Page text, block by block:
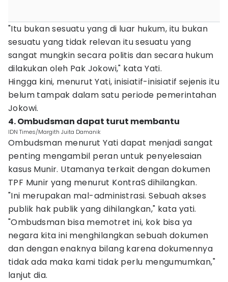
"Itu bukan sesuatu yang di luar hukum, itu bukan
sesuatu yang tidak relevan itu sesuatu yang
sangat mungkin secara politis dan secara hukum
dilakukan oleh Pak Jokowi," kata Yati.
Hingga kini, menurut Yati, inisiatif-inisiatif sejenis itu
belum tampak dalam satu periode pemerintahan
Jokowi.
4. Ombudsman dapat turut membantu
IDN Times/Margith Juita Damanik
Ombudsman menurut Yati dapat menjadi sangat
penting mengambil peran untuk penyelesaian
kasus Munir. Utamanya terkait dengan dokumen
TPF Munir yang menurut KontraS dihilangkan.
"Ini merupakan mal-administrasi. Sebuah akses
publik hak publik yang dihilangkan," kata yati.
"Ombudsman bisa memotret ini, kok bisa ya
negara kita ini menghilangkan sebuah dokumen
dan dengan enaknya bilang karena dokumennya
tidak ada maka kami tidak perlu mengumumkan,"
lanjut dia.